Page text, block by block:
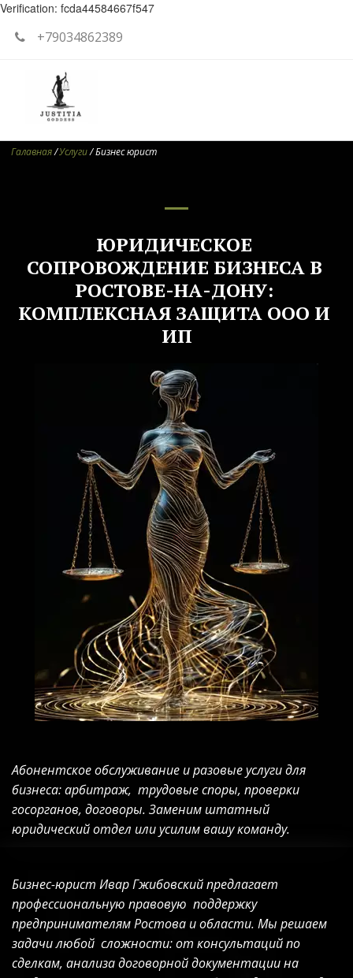
Verification: fcda44584667f547
+79034862389
Галавная / Услуги / Бизнес юрист
ЮРИДИЧЕСКОЕ
СОПРОВОЖДЕНИЕ БИЗНЕСА В
РОСТОВЕ-НА-ДОНУ:
КОМПЛЕКСНАЯ ЗАЩИТА ООО И
ИП
Абонентское обслуживание и разовые услуги для
бизнеса: арбитраж,  трудовые споры, проверки
госорганов, договоры. Заменим штатный
юридический отдел или усилим вашу команду.
Бизнес-юрист Ивар Гжибовский предлагает
профессиональную правовую  поддержку
предпринимателям Ростова и области. Мы решаем
задачи любой  сложности: от консультаций по
сделкам, анализа договорной документации на